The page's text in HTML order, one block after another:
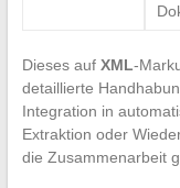
Dieses auf XML-
detaillierte
Integration in
Extraktion oder
die Zusammenarbeit